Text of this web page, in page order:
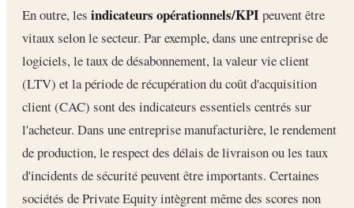
En outre, les indicateurs opérationnels/KPI peuvent être
vitaux selon le secteur. Par exemple, dans une entreprise de
logiciels, le taux de désabonnement, la valeur vie client
(LTV) et la période de récupération du coût d'acquisition
client (CAC) sont des indicateurs essentiels centrés sur
l'acheteur. Dans une entreprise manufacturière, le rendement
de production, le respect des délais de livraison ou les taux
d'incidents de sécurité peuvent être importants. Certaines
sociétés de Private Equity intègrent même des scores non